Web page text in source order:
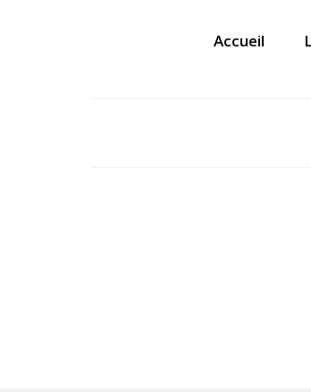
Accueil